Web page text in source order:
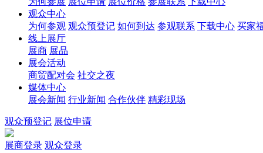
观众中心
为何参观 观众预登记 如何到达 参观联系 下载中心 买家
线上展厅
展商 展品
展会活动
商贸配对会 社交之夜
媒体中心
展会新闻 行业新闻 合作伙伴 精彩现场
观众预登记 展位申请
展商登录 观众登录